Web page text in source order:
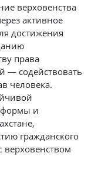
верховенства
активное
достижения
права
— содействовать
человека.
и
гражданского
верховенством